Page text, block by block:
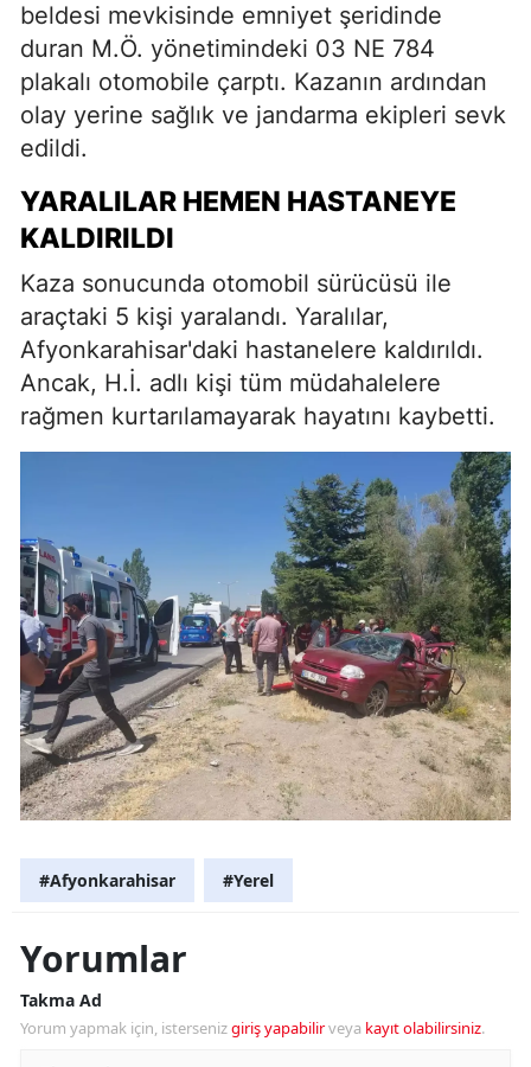
beldesi mevkisinde emniyet şeridinde
duran M.Ö. yönetimindeki 03 NE 784
plakalı otomobile çarptı. Kazanın ardından
olay yerine sağlık ve jandarma ekipleri sevk
edildi.
YARALILAR HEMEN HASTANEYE
KALDIRILDI
Kaza sonucunda otomobil sürücüsü ile
araçtaki 5 kişi yaralandı. Yaralılar,
Afyonkarahisar'daki hastanelere kaldırıldı.
Ancak, H.İ. adlı kişi tüm müdahalelere
rağmen kurtarılamayarak hayatını kaybetti.
#Afyonkarahisar #Yerel
Yorumlar
Takma Ad
Yorum yapmak için, istersenizgiriş yapabilirveya kayıt olabilirsiniz.